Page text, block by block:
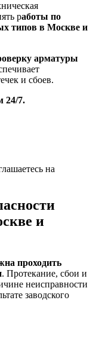
работы по
типов в Москве и
арматуры
и сбоев.
24/7.
на
и
проходить
. Протекание, сбои и
неисправности
заводского